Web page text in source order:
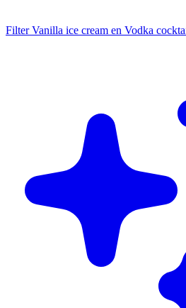
Filter Vanilla ice cream en Vodka